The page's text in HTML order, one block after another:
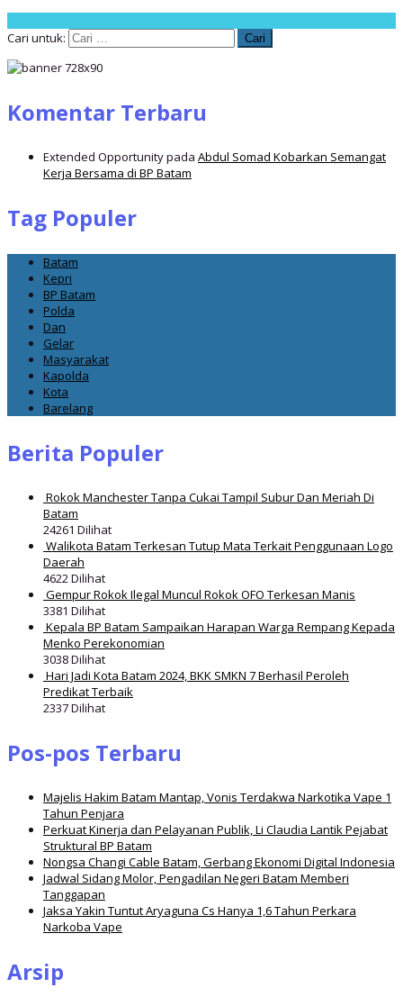
Cari untuk:
Komentar Terbaru
Extended Opportunitypada Abdul Somad Kobarkan Semangat
Kerja Bersama di BP Batam
Tag Populer
Batam
Kepri
BP Batam
Polda
Dan
Gelar
Masyarakat
Kapolda
Kota
Barelang
Berita Populer
Rokok Manchester Tanpa Cukai Tampil Subur Dan Meriah Di
Batam
24261 Dilihat
Walikota Batam Terkesan Tutup Mata Terkait Penggunaan Logo
Daerah
4622 Dilihat
Gempur Rokok Ilegal Muncul Rokok OFO Terkesan Manis
3381 Dilihat
Kepala BP Batam Sampaikan Harapan Warga Rempang Kepada
Menko Perekonomian
3038 Dilihat
Hari Jadi Kota Batam 2024, BKK SMKN 7 Berhasil Peroleh
Predikat Terbaik
2337 Dilihat
Pos-pos Terbaru
Majelis Hakim Batam Mantap, Vonis Terdakwa Narkotika Vape 1
Tahun Penjara
Perkuat Kinerja dan Pelayanan Publik, Li Claudia Lantik Pejabat
Struktural BP Batam
Nongsa Changi Cable Batam, Gerbang Ekonomi Digital Indonesia
Jadwal Sidang Molor, Pengadilan Negeri Batam Memberi
Tanggapan
Jaksa Yakin Tuntut Aryaguna Cs Hanya 1,6 Tahun Perkara
Narkoba Vape
Arsip